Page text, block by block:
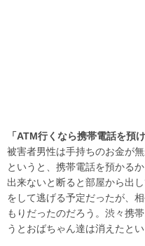
「ATM行くなら携帯電話を預け
被害者男性は手持ちのお金が
というと、携帯電話を預かる
出来ないと断ると部屋から出
をして逃げる予定だったが、
もりだったのだろう。渋々携
うとおばちゃん達は消えたとい